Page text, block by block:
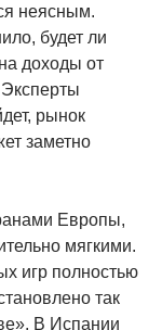
неясным.
будет ли
доходы от
рынок
заметно
Европы,
мягкими.
игр полностью
так
В Испании